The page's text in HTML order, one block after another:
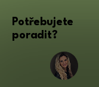
Potřebujete
poradit?